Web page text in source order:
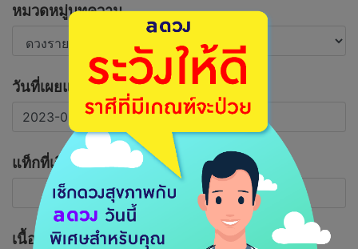
หมวดหมู่บทความ
วันที่เผยแพร่บทความ
แท็กที่เกี่ยวข้อง
เนื้อหาบทความ